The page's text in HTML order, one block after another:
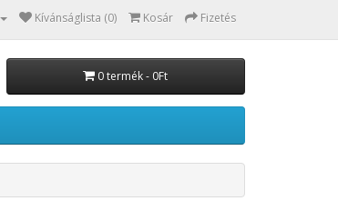
Kívánságlista (0) Kosár Fizetés
0 termék - 0Ft